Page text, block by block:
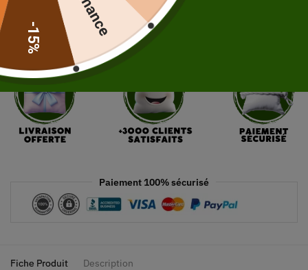
Ajouter au panier
Paiement 100% sécurisé
Fiche Produit Description
-15%